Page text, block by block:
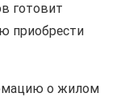
готовит
приобрести
о жилом